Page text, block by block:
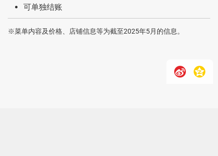
可单独结账
※菜单内容及价格、店铺信息等为截至2025年5月的信息。